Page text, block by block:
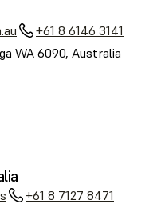
+61 8 6146 3141
WA 6090, Australia
+61 8 7127 8471